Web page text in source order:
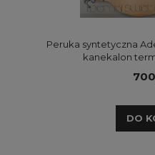
Peruka syntetyczna
kanekalon
DO